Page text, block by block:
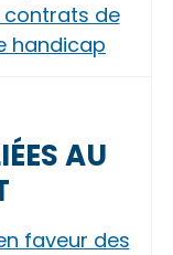
contrats de
handicap
AU
faveur des